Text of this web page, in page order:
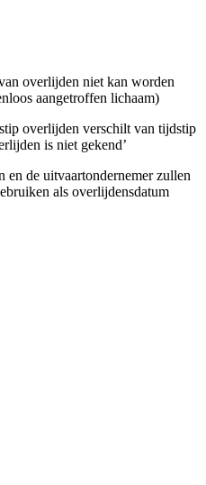
overlijden niet kan worden
aangetroffen lichaam)
overlijden verschilt van tijdstip
is niet gekend’
en de uitvaartondernemer zullen
als overlijdensdatum